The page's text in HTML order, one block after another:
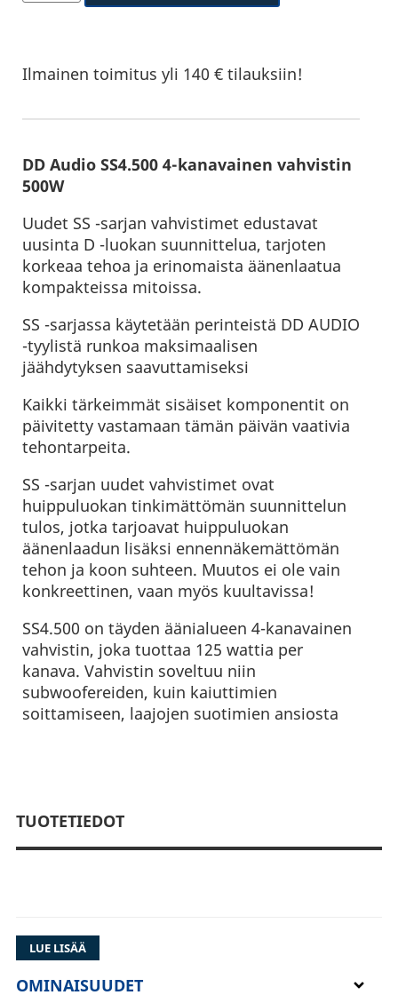
Ilmainen toimitus yli 140 € tilauksiin!
DD Audio SS4.500 4-kanavainen vahvistin
500W
Uudet SS -sarjan vahvistimet edustavat
uusinta D -luokan suunnittelua, tarjoten
korkeaa tehoa ja erinomaista äänenlaatua
kompakteissa mitoissa.
SS -sarjassa käytetään perinteistä DD AUDIO
-tyylistä runkoa maksimaalisen
jäähdytyksen saavuttamiseksi
Kaikki tärkeimmät sisäiset komponentit on
päivitetty vastamaan tämän päivän vaativia
tehontarpeita.
SS -sarjan uudet vahvistimet ovat
huippuluokan tinkimättömän suunnittelun
tulos, jotka tarjoavat huippuluokan
äänenlaadun lisäksi ennennäkemättömän
tehon ja koon suhteen. Muutos ei ole vain
konkreettinen, vaan myös kuultavissa!
SS4.500 on täyden äänialueen 4-kanavainen
vahvistin, joka tuottaa 125 wattia per
kanava. Vahvistin soveltuu niin
subwoofereiden, kuin kaiuttimien
soittamiseen, laajojen suotimien ansiosta
TUOTETIEDOT
DD Audio SS4.500 4-kanavainen vahvistin
500W
LUE LISÄÄ
OMINAISUUDET